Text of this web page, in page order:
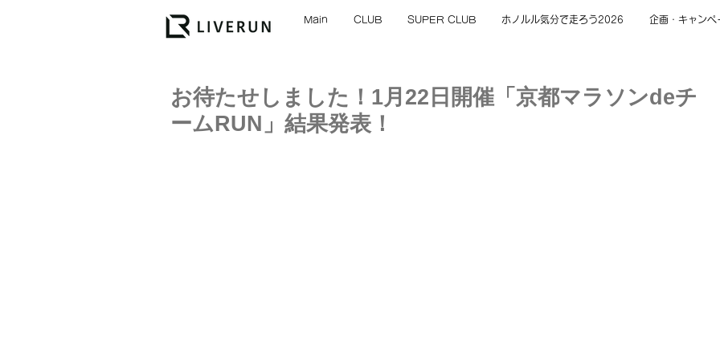
Main CLUB SUPER CLUB ホノルル気分で走ろう2026 企画・キャンペ
お待たせしました！1月22日開催「京都マラソンdeチ
ームRUN」結果発表！